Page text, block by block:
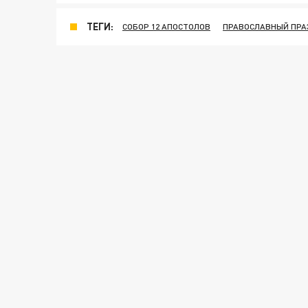
ТЕГИ: СОБОР 12 АПОСТОЛОВ ПРАВОСЛАВНЫЙ